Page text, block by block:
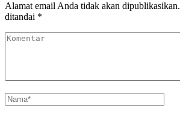
Alamat email Anda tidak akan dipublikasikan.
ditandai *